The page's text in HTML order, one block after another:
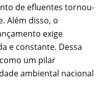
de efluentes tornou-
Além disso, o
exige
e constante. Dessa
um pilar
ambiental nacional